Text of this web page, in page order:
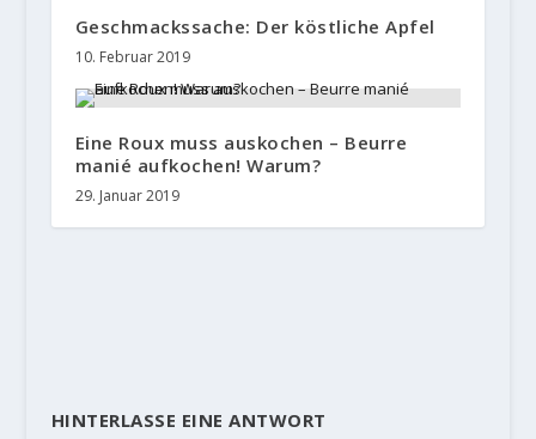
Geschmackssache: Der köstliche Apfel
10. Februar 2019
Eine Roux muss auskochen – Beurre
manié aufkochen! Warum?
29. Januar 2019
HINTERLASSE EINE ANTWORT